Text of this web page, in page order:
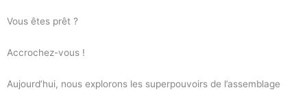
Vous êtes prêt ?
Accrochez-vous !
Aujourd’hui, nous explorons les superpouvoirs de l’assemblage